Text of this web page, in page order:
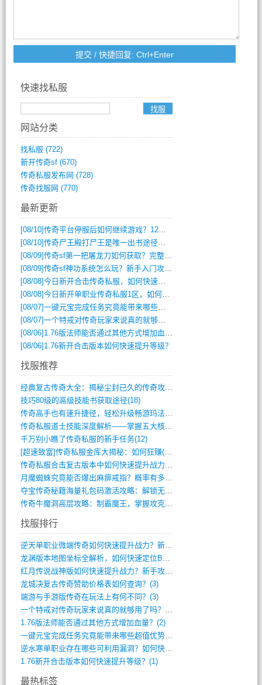
快速找私服
网站分类
找私服 (722)
新开传奇sf(670)
传奇私服发布网 (728)
传奇找服网 (770)
最新更新
[08/10]传奇平台停服后如何继续游戏？12月6日停服影响攻略吗？
[08/10]传奇尸王殿打尸王是唯一出书途径吗？
[08/09]传奇sf第一把屠龙刀如何获取？完整攻略揭秘
[08/09]传奇sf神功系统怎么玩？新手入门攻略全解析
[08/08]今日新开合击传奇私服，如何快速提升角色战力？
[08/08]今日新开单职业传奇私服1区，如何快速升级与获取顶级装备？
[08/07]一键元宝完成任务究竟能带来哪些超值优势？
[08/07]一个特戒对传奇玩家来说真的就够用了吗？
[08/06] 1.76版法师能否通过其他方式增加血量？
[08/06] 1.76新开合击版本如何快速提升等级？
找服推荐
经典复古传奇大全：揭秘尘封已久的传奇攻略(348)
技巧80级的高级技能书获取途径(18)
传奇高手也有速升捷径，轻松升级畅游玛法(11)
传奇私服道士技能深度解析——掌握五大核心(956)
千万别小瞧了传奇私服的新手任务(12)
[超速致富]传奇私服金库大揭秘：如何狂赚(590)
传奇私服合击复古版本中如何快速提升战力与(917)
月魔蜘蛛究竟能否爆出麻痹戒指？概率有多大(11)
夺宝传奇秘籍海量礼包码激活攻略：解锁无限(587)
传奇牛魔洞高层攻略：制霸魔王，掌握攻克要(12)
找服排行
逆天单职业微端传奇如何快速提升战力？新手(4)
龙渊版本地图坐标全解析，如何快速定位BO(4)
红月传说战神版如何快速提升战力？新手攻略(3)
龙城决复古传奇赞助价格表如何查询？(3)
端游与手游版传奇在玩法上有何不同？(3)
一个特戒对传奇玩家来说真的就够用了吗？(2)
1.76版法师能否通过其他方式增加血量？(2)
一键元宝完成任务究竟能带来哪些超值优势？(1)
逆水寒单职业存在哪些可利用漏洞？如何快速(1)
1.76新开合击版本如何快速提升等级？(1)
最热标签